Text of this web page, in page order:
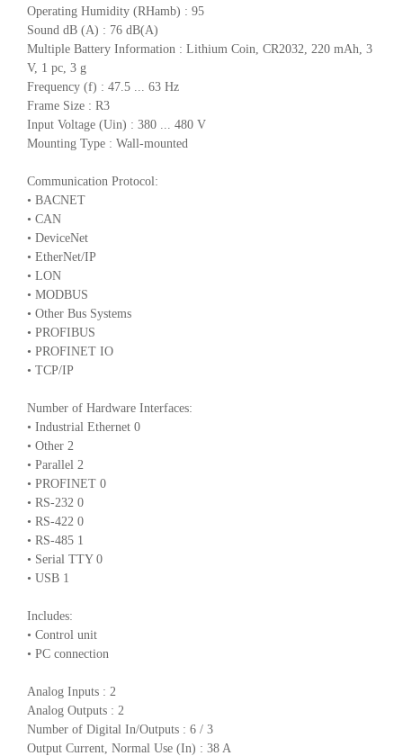
Operating Humidity (RHamb) : 95
Sound dB (A) : 76 dB(A)
Multiple Battery Information : Lithium Coin, CR2032, 220 mAh, 3
V, 1 pc, 3 g
Frequency (f) : 47.5 ... 63 Hz
Frame Size : R3
Input Voltage (Uin) : 380 ... 480 V
Mounting Type : Wall-mounted
Communication Protocol:
• BACNET
• CAN
• DeviceNet
• EtherNet/IP
• LON
• MODBUS
• Other Bus Systems
• PROFIBUS
• PROFINET IO
• TCP/IP
Number of Hardware Interfaces:
• Industrial Ethernet 0
• Other 2
• Parallel 2
• PROFINET 0
• RS-232 0
• RS-422 0
• RS-485 1
• Serial TTY 0
• USB 1
Includes:
• Control unit
• PC connection
Analog Inputs : 2
Analog Outputs : 2
Number of Digital In/Outputs : 6 / 3
Output Current, Normal Use (In) : 38 A